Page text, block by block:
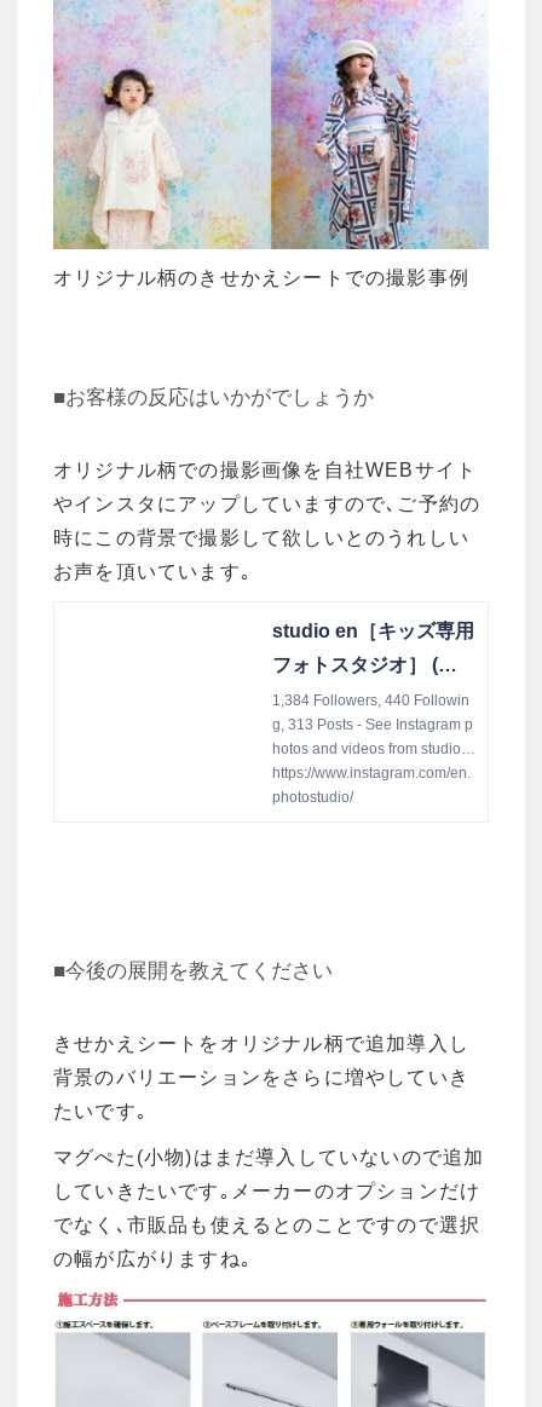
オリジナル柄のきせかえシートでの撮影事例
■お客様の反応はいかがでしょうか
オリジナル柄での撮影画像を自社WEBサイト
やインスタにアップしていますので､ご予約の
時にこの背景で撮影して欲しいとのうれしい
お声を頂いています｡
studio en［キッズ専用
フォトスタジオ］ (@e
n.photostudio) • Insta
gram photos and vide
os
1,384 Followers, 440 Followin
g, 313 Posts - See Instagram p
hotos and videos from studio e
n［キッズ専用フォトスタジ
オ］ (@en.photostudio)
https://www.instagram.com/en.
photostudio/
■今後の展開を教えてください
きせかえシートをオリジナル柄で追加導入し
背景のバリエーションをさらに増やしていき
たいです｡
マグぺた(小物)はまだ導入していないので追加
していきたいです｡メーカーのオプションだけ
でなく､市販品も使えるとのことですので選択
の幅が広がりますね｡